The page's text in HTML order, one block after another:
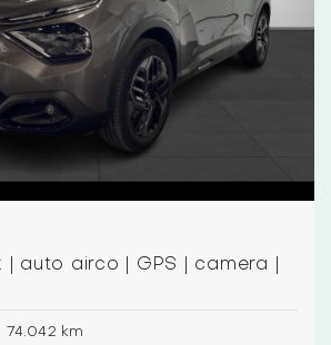
| auto airco | GPS | camera |
74.042 km